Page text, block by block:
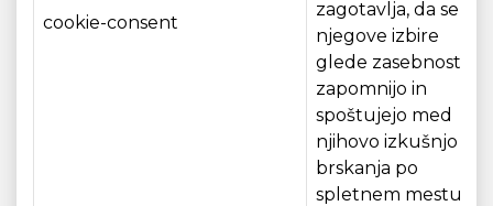
cookie-consent
zagotavlja, da se
njegove izbire
glede zasebnosti
zapomnijo in
spoštujejo med
njihovo izkušnjo
brskanja po
spletnem mestu.